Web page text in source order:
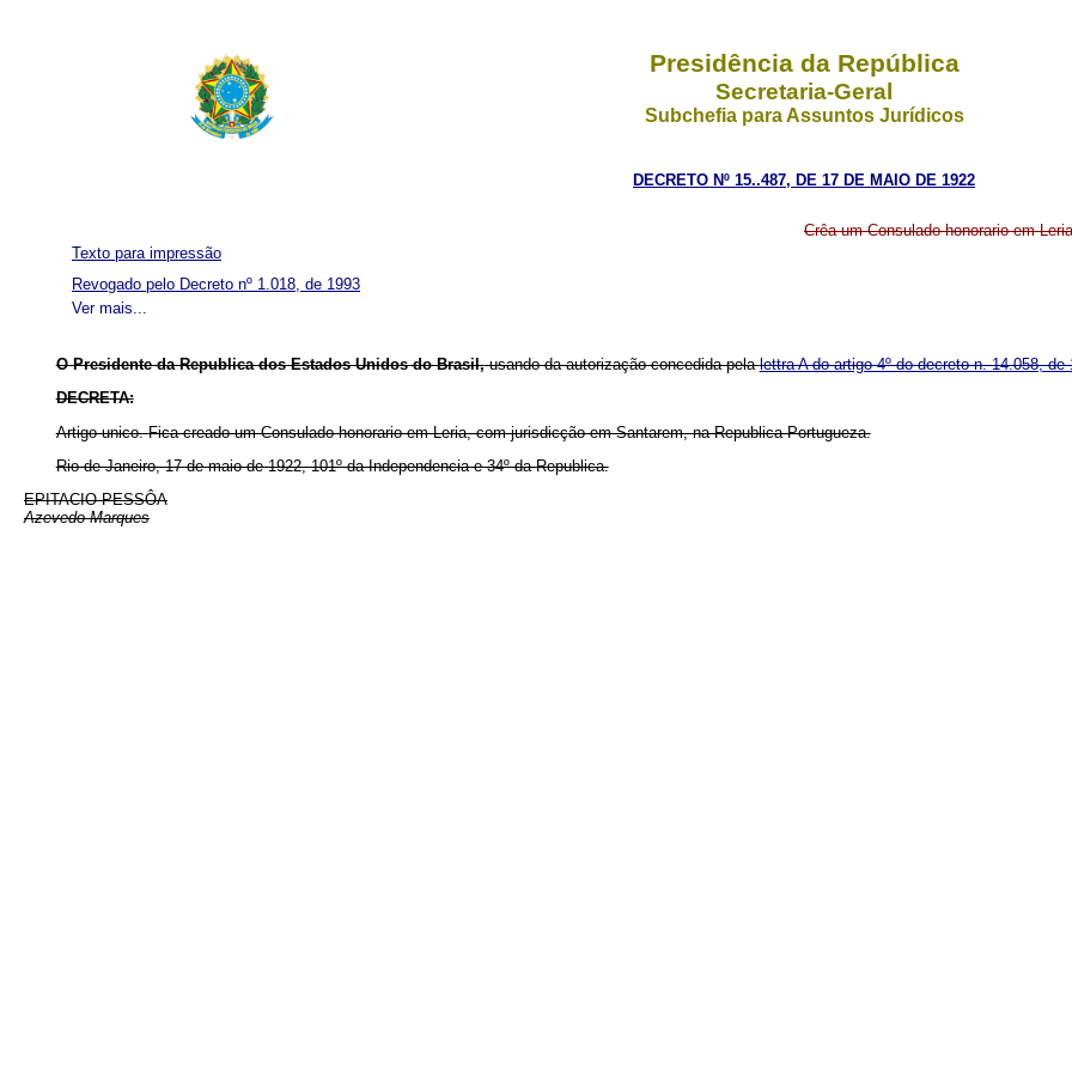
Presidência da República
Secretaria-Geral
Subchefia para Assuntos Jurídicos
DECRETO Nº 15..487, DE 17 DE MAIO DE 1922
Crêa um Consulado honorario em
Ver mais...
Texto para impressão
Revogado pelo Decreto nº 1.018, de 1993
O Presidente da Republica dos Estados Unidos do Brasil,usando da autorização concedida pelalettra A do artigo 4º do decreto n. 14.058, de
DECRETA:
Artigo unico.Fica creado um Consulado honorario em Leria, com jurisdicção em Santarem, na Republica Portugueza.
Rio de Janeiro, 17 de maio de 1922, 101º da Independencia e 34º da Republica.
EPITACIO PESSÔA
Azevedo Marques